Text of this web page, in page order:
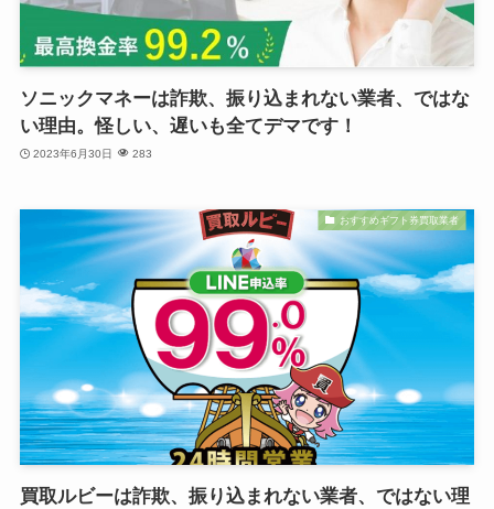
ソニックマネーは詐欺、振り込まれない業者、ではな
い理由。怪しい、遅いも全てデマです！
2023年6月30日 283
おすすめギフト券買取業者
買取ルビーは詐欺、振り込まれない業者、ではない理